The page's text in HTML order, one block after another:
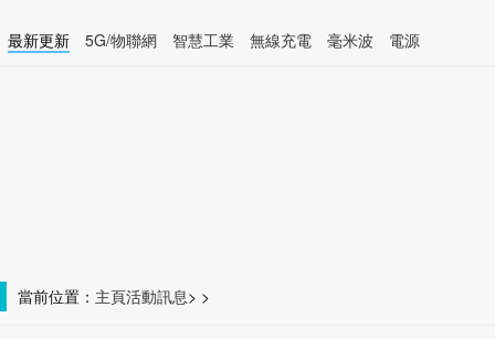
最新更新 5G/物聯網 智慧工業 無線充電 毫米波
電源
當前位置： 主頁 >
活動訊息 >